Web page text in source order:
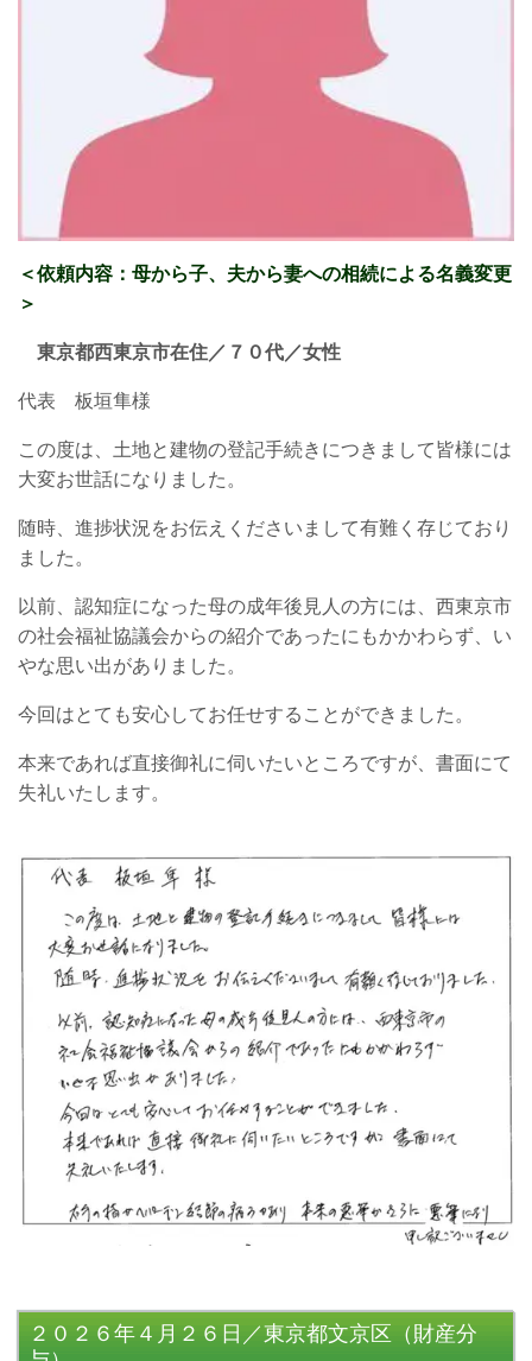
＜依頼内容：母から子、夫から妻への相続による名義変更
＞
東京都西東京市在住／７０代／女性
代表 板垣隼様
この度は、土地と建物の登記手続きにつきまして皆様には
大変お世話になりました。
随時、進捗状況をお伝えくださいまして有難く存じており
ました。
以前、認知症になった母の成年後見人の方には、西東京市
の社会福祉協議会からの紹介であったにもかかわらず、い
やな思い出がありました。
今回はとても安心してお任せすることができました。
本来であれば直接御礼に伺いたいところですが、書面にて
失礼いたします。
２０２６年４月２６日／東京都文京区（財産分